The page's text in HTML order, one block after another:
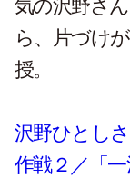
気の沢野さ
ら、片づけ
授。
沢野ひとし
作戦２／「